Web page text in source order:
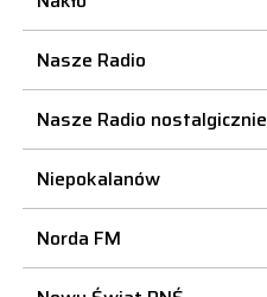
Nasze Radio
Nasze Radio nostalgicznie
Niepokalanów
Norda FM